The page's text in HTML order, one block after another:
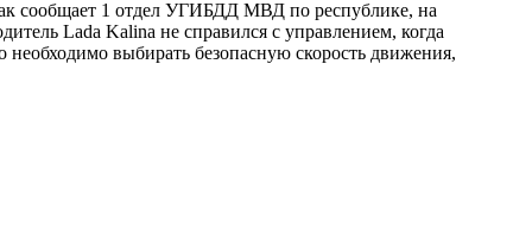
сообщает 1 отдел УГИБДД МВД по республике, на
Lada Kalina не справился с управлением, когда
выбирать безопасную скорость движения,